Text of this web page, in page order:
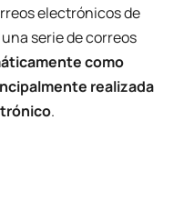
electrónicos de
serie de correos
como
realizada
.